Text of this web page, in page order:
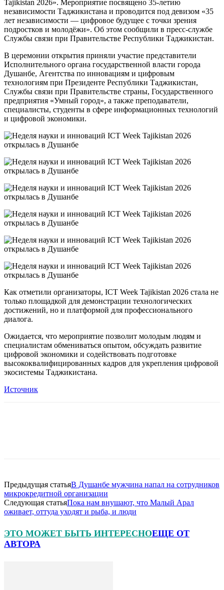
Tajikistan 2026». Мероприятие посвящено 35-летию
независимости Таджикистана и проводится под девизом «35
лет независимости — цифровое будущее с точки зрения
подростков и молодёжи». Об этом сообщили в пресс-службе
Службы связи при Правительстве Республики Таджикистан.
В церемонии открытия приняли участие представители
Исполнительного органа государственной власти города
Душанбе, Агентства по инновациям и цифровым
технологиям при Президенте Республики Таджикистан,
Службы связи при Правительстве страны, Государственного
предприятия «Умный город», а также преподаватели,
специалисты, студенты в сфере информационных технологий
и цифровой экономики.
Как отметили организаторы, ICT Week Tajikistan 2026 стала не
только площадкой для демонстрации технологических
достижений, но и платформой для профессионального
диалога.
Ожидается, что мероприятие позволит молодым людям и
специалистам обмениваться опытом, обсуждать развитие
цифровой экономики и содействовать подготовке
высококвалифицированных кадров для укрепления цифровой
экосистемы Таджикистана.
Источник
Предыдущая статьяВ Душанбе мужчина напал на сотрудников
микрокредитной организации
Следующая статьяПока нам внушают, что Малый Арал
оживает, оттуда уходят и рыба, и люди
ЭТО МОЖЕТ БЫТЬ ИНТЕРЕСНОЕЩЕ ОТ
АВТОРА